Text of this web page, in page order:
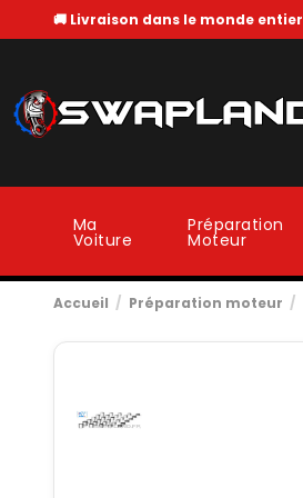
🚚 Livraison dans le monde entier
Ma
Voiture
Préparation
Moteur
Accueil Préparation moteur